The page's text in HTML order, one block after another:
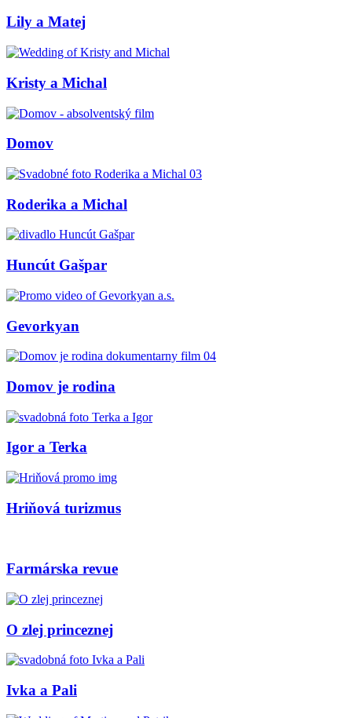
Lily a Matej
Kristy a Michal
Domov
Roderika a Michal
Huncút Gašpar
Gevorkyan
Domov je rodina
Igor a Terka
Hriňová turizmus
Farmárska revue
O zlej princeznej
Ivka a Pali